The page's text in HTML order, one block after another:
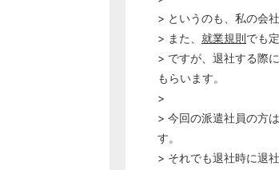
> というのも、私の会
> また、 就業規則でも
> ですが、退社する際
もらいます。
>
> 今回の派遣社員の方
す。
> それでも退社時に退